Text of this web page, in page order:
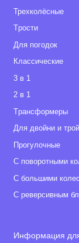
Трехколёсные
Tрости
Для погодок
Классические
3 в 1
2 в 1
Tрансформеры
Для двойни и
Прогулочные
С поворотными
С большими
С реверсивным
Информация